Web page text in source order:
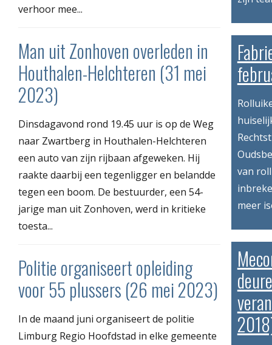
verhoor mee...
Man uit Zonhoven overleden in
Houthalen-Helchteren (31 mei
2023)
Dinsdagavond rond 19.45 uur is op de Weg
naar Zwartberg in Houthalen-Helchteren
een auto van zijn rijbaan afgeweken. Hij
raakte daarbij een tegenligger en belandde
tegen een boom. De bestuurder, een 54-
jarige man uit Zonhoven, werd in kritieke
toesta...
Politie organiseert opleiding
voor 55 plussers (26 mei 2023)
In de maand juni organiseert de politie
Limburg Regio Hoofdstad in elke gemeente
van
meer